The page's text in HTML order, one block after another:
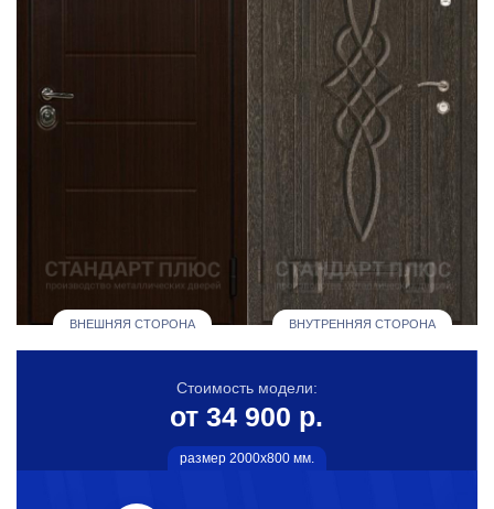
ВНЕШНЯЯ СТОРОНА ВНУТРЕННЯЯ СТОРОНА
Стоимость модели:
от 34 900 р.
размер 2000х800 мм.